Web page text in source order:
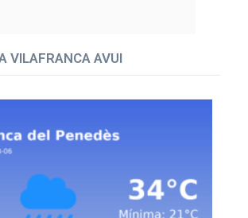
VILAFRANCA AVUI